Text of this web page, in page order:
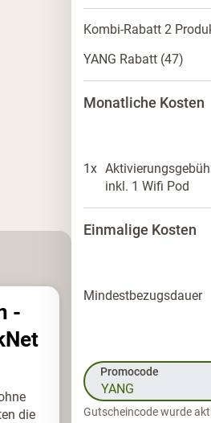
-
die
Kombi-Rabatt 2
YANG Rabatt (47)
Monatliche Kosten
1x
inkl. 1 Wifi Pod
Einmalige Kosten
Mindestbezugsdauer
Promocode
Gutscheincode wurde